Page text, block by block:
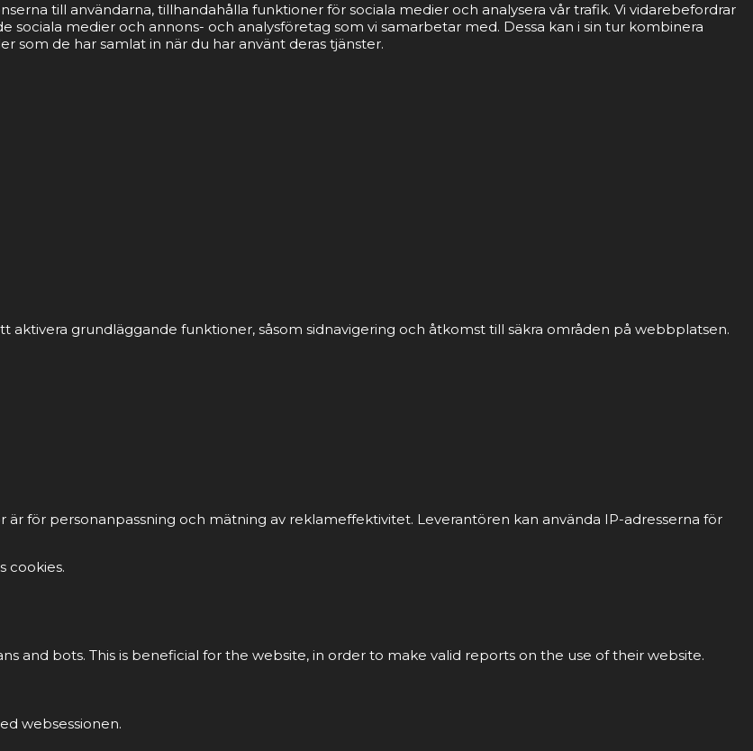
till användarna, tillhandahålla funktioner för sociala medier och analysera vår trafik. Vi vidarebefordrar
medier och annons- och analysföretag som vi samarbetar med. Dessa kan i sin tur kombinera
de har samlat in när du har använt deras tjänster.
grundläggande funktioner, såsom sidnavigering och åtkomst till säkra områden på webbplatsen.
är för personanpassning och mätning av reklameffektivitet. Leverantören kan använda IP-adresserna för
cookies.
and bots. This is beneficial for the website, in order to make valid reports on the use of their website.
websessionen.